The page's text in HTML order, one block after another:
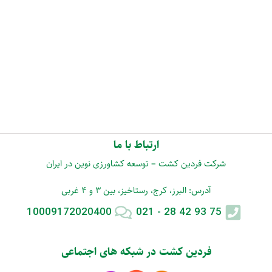
ارتباط با ما
شرکت فردین کشت – توسعه کشاورزی نوین در ایران
آدرس: البرز، کرج، رستاخیز، بین 3 و 4 غربی
75 93 42 28 - 021
10009172020400
فردین کشت در شبکه های اجتماعی